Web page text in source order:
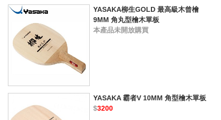
YASAKA柳生GOLD 最高級木曾檜
9MM 角丸型檜木單板
本產品未開放購買
YASAKA 霸者V 10MM 角型檜木單板
$3200